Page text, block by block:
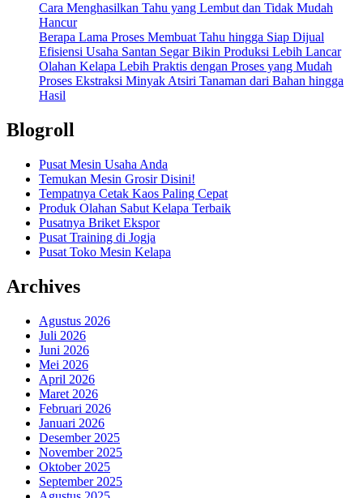
Cara Menghasilkan Tahu yang Lembut dan Tidak Mudah
Hancur
Berapa Lama Proses Membuat Tahu hingga Siap Dijual
Efisiensi Usaha Santan Segar Bikin Produksi Lebih Lancar
Olahan Kelapa Lebih Praktis dengan Proses yang Mudah
Proses Ekstraksi Minyak Atsiri Tanaman dari Bahan hingga
Hasil
Blogroll
Pusat Mesin Usaha Anda
Temukan Mesin Grosir Disini!
Tempatnya Cetak Kaos Paling Cepat
Produk Olahan Sabut Kelapa Terbaik
Pusatnya Briket Ekspor
Pusat Training di Jogja
Pusat Toko Mesin Kelapa
Archives
Agustus 2026
Juli 2026
Juni 2026
Mei 2026
April 2026
Maret 2026
Februari 2026
Januari 2026
Desember 2025
November 2025
Oktober 2025
September 2025